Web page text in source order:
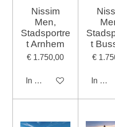
Nissim
Men,
Stadsportre
t Arnhem
€ 1.750,00
In winkelwagen
t
€
In